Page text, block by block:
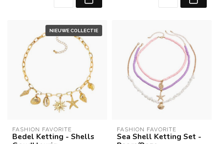
NIEUWE COLLECTIE
FASHION FAVORITE
Bedel Ketting - Shells
FASHION FAVORITE
Sea Shell Ketting Set -